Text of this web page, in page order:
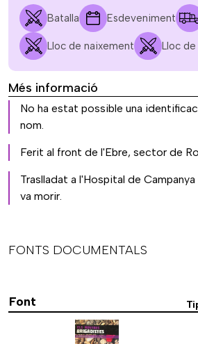
Batalla Esdeveniment
Lloc de naixement Lloc
Més informació
No ha estat possible una
nom.
Ferit al front de l'Ebre, sector de
Traslladat a l'Hospital de
va morir.
FONTS DOCUMENTALS
Font